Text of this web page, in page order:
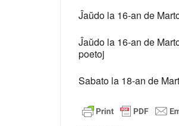
Ĵaŭdo la 16-an de
Ĵaŭdo la 16-an de
poetoj
Sabato la 18-an de